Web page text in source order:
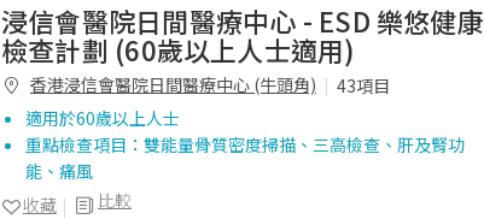
浸信會醫院日間醫療中心 - ESD 樂悠健康
檢查計劃 (60歲以上人士適用)
香港浸信會醫院日間醫療中心 (牛頭角)
43項目
適用於60歲以上人士
重點檢查項目：雙能量骨質密度掃描、三高檢查、肝及腎功
能、痛風
比較
收藏